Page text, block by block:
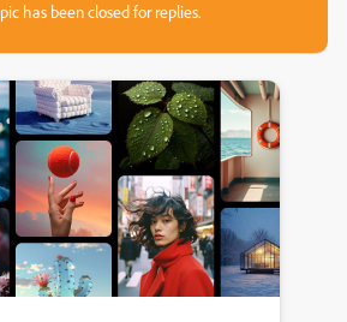
has been closed for replies.